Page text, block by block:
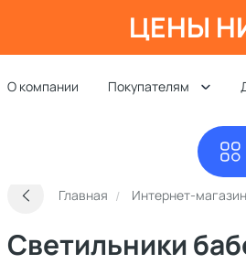
ЦЕНЫ
О компании Покупателям
Главная Интернет-магазин
Светильники